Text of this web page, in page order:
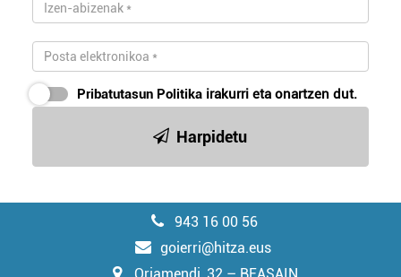
Pribatutasun Politika irakurri eta onartzen dut.
Harpidetu
943 16 00 56
goierri@hitza.eus